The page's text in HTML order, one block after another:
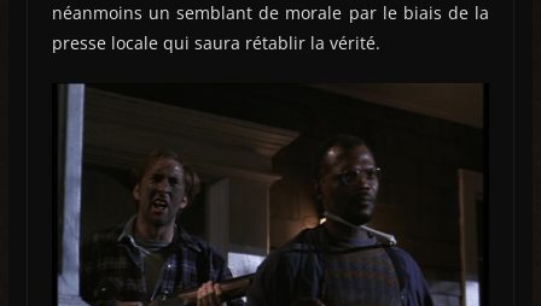
néanmoins un semblant de morale par le biais de la
presse locale qui saura rétablir la vérité.